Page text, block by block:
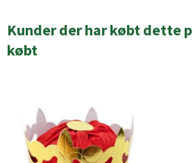
Kunder der har købt dette
købt